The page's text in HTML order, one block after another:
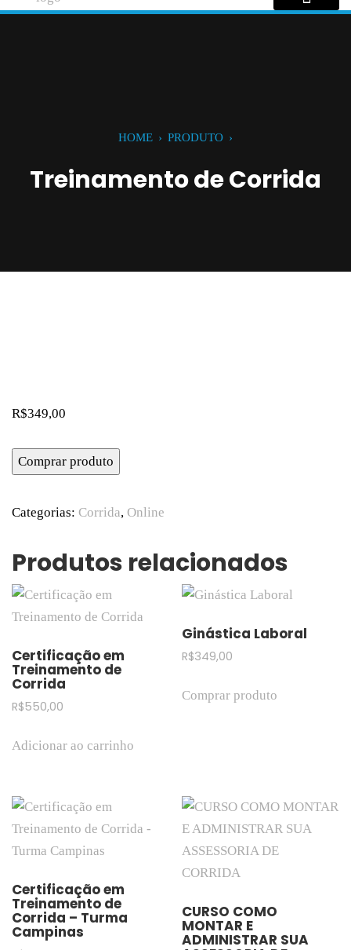
HOME › PRODUTO ›
Treinamento de Corrida
R$349,00
Comprar produto
Categorias: Corrida, Online
Produtos relacionados
Certificação em
Treinamento de
Corrida
R$550,00
Adicionar ao carrinho
Ginástica Laboral
R$349,00
Comprar produto
Certificação em
Treinamento de
Corrida – Turma
Campinas
CURSO COMO
MONTAR E
ADMINISTRAR SUA